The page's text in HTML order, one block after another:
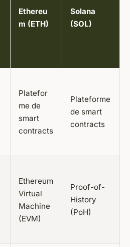
Ethereu
m (ETH)
Solana
(SOL)
Platefor
me de
smart
contracts
Plateforme
de smart
contracts
Ethereum
Virtual
Machine
(EVM)
Proof-of-
History
(PoH)